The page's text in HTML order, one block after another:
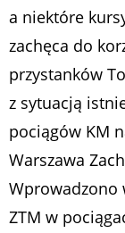
a niektóre
zachęca do
przystanków
z sytuacją
pociągów KM
Warszawa
Wprowadzono
ZTM w